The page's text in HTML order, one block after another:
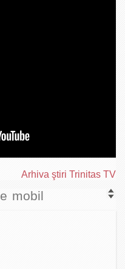
Arhiva ştiri Trinitas TV
mobil